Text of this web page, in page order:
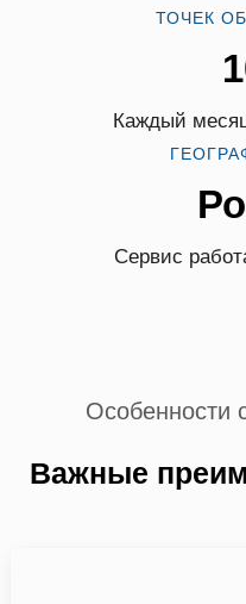
ТОЧЕК
Каждый
Сервис
Особенности
Важные